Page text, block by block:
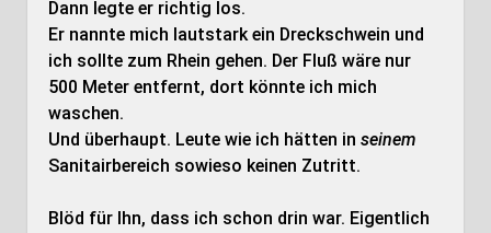
Dann legte er richtig los.
Er nannte mich lautstark ein Dreckschwein und
ich sollte zum Rhein gehen. Der Fluß wäre nur
500 Meter entfernt, dort könnte ich mich
waschen.
Und überhaupt. Leute wie ich hätten in seinem
Sanitairbereich sowieso keinen Zutritt.
Blöd für Ihn, dass ich schon drin war. Eigentlich